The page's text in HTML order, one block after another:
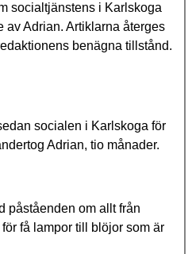
socialtjänstens i Karlskoga
av Adrian. Artiklarna återges
benägna tillstånd.
socialen i Karlskoga för
Adrian, tio månader.
påståenden om allt från
få lampor till blöjor som är